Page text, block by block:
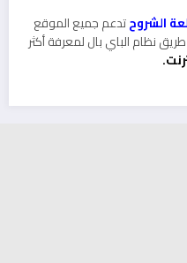
الشروحتدعم جميع الموقع
نظام الباي بال لمعرفة أكثر